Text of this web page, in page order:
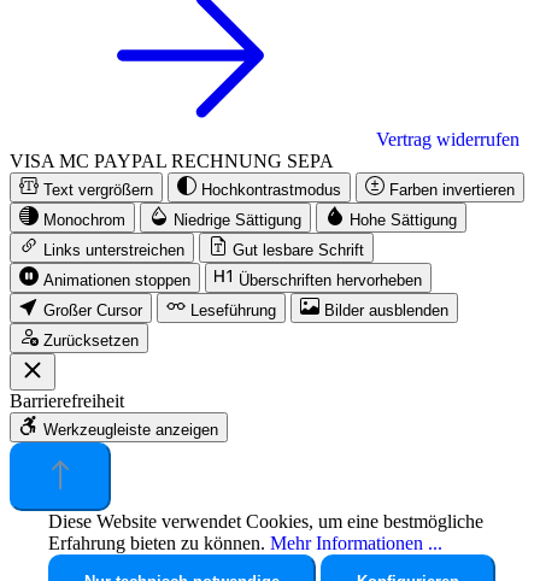
Vertrag widerrufen
VISA MC PAYPAL RECHNUNG SEPA
Text vergrößern Hochkontrastmodus
Farben invertieren
Monochrom
Niedrige Sättigung
Hohe Sättigung
Links unterstreichen
Gut lesbare Schrift
Animationen stoppen
Überschriften hervorheben
Großer Cursor
Leseführung
Bilder ausblenden
Zurücksetzen
Barrierefreiheit
Werkzeugleiste anzeigen
Diese Website verwendet Cookies, um eine bestmögliche
Erfahrung bieten zu können. Mehr Informationen ...